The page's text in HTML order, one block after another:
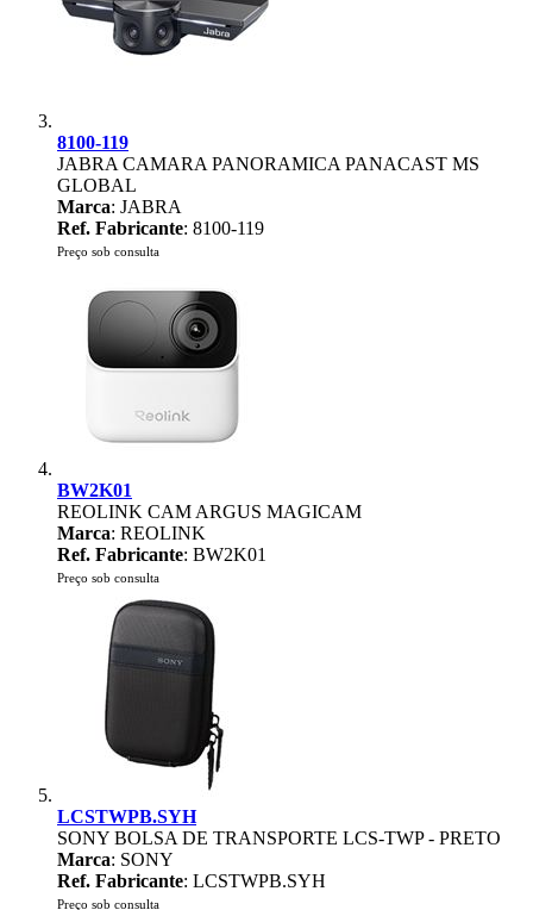
8100-119
JABRA CAMARA PANORAMICA PANACAST MS
GLOBAL
Marca: JABRA
Ref. Fabricante: 8100-119
Preço sob consulta
BW2K01
REOLINK CAM ARGUS MAGICAM
Marca: REOLINK
Ref. Fabricante: BW2K01
Preço sob consulta
LCSTWPB.SYH
SONY BOLSA DE TRANSPORTE LCS-TWP - PRETO
Marca: SONY
Ref. Fabricante: LCSTWPB.SYH
Preço sob consulta